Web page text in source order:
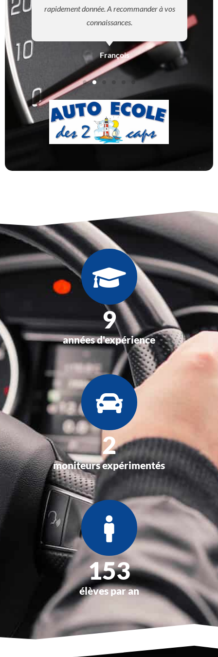
rapidement donnée. A recommander à vos
connaissances.
François
13
années d'expérience
3
moniteurs expérimentés
200
élèves par an